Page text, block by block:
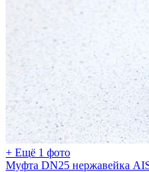
+ Ещё 1 фото
Муфта DN25 нержавейка